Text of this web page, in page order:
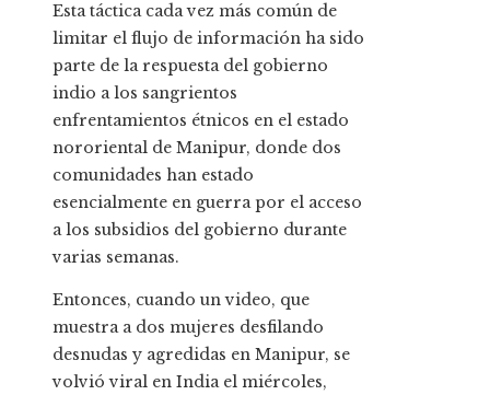
Esta táctica cada vez más común de
limitar el flujo de información ha sido
parte de la respuesta del gobierno
indio a los sangrientos
enfrentamientos étnicos en el estado
nororiental de Manipur, donde dos
comunidades han estado
esencialmente en guerra por el acceso
a los subsidios del gobierno durante
varias semanas.
Entonces, cuando un video, que
muestra a dos mujeres desfilando
desnudas y agredidas en Manipur, se
volvió viral en India el miércoles,